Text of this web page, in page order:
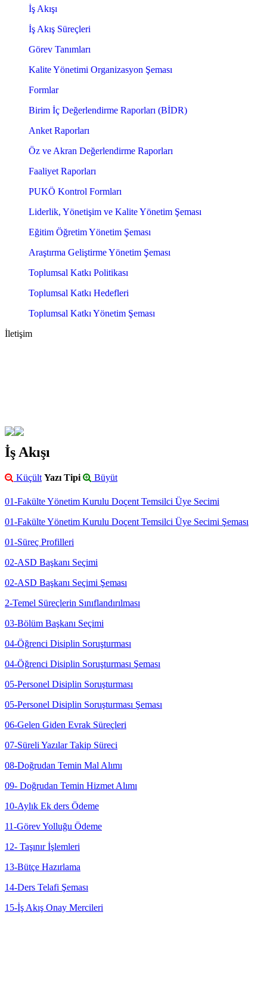
İş Akışı
İş Akış Süreçleri
Görev Tanımları
Kalite Yönetimi Organizasyon Şeması
Formlar
Birim İç Değerlendirme Raporları (BİDR)
Anket Raporları
Öz ve Akran Değerlendirme Raporları
Faaliyet Raporları
PUKÖ Kontrol Formları
Liderlik, Yönetişim ve Kalite Yönetim Şeması
Eğitim Öğretim Yönetim Şeması
Araştırma Geliştirme Yönetim Şeması
Toplumsal Katkı Politikası
Toplumsal Katkı Hedefleri
Toplumsal Katkı Yönetim Şeması
İletişim
İş Akışı
Küçült Yazı Tipi Büyüt
01-Fakülte Yönetim Kurulu Doçent Temsilci Üye Secimi
01-Fakülte Yönetim Kurulu Doçent Temsilci Üye Secimi Şeması
01-Süreç Profilleri
02-ASD Başkanı Seçimi
02-ASD Başkanı Seçimi Şeması
2-Temel Süreçlerin Sınıflandırılması
03-Bölüm Başkanı Seçimi
04-Öğrenci Disiplin Soruşturması
04-Öğrenci Disiplin Soruşturması Şeması
05-Personel Disiplin Soruşturması
05-Personel Disiplin Soruşturması Şeması
06-Gelen Giden Evrak Süreçleri
07-Süreli Yazılar Takip Süreci
08-Doğrudan Temin Mal Alımı
09- Doğrudan Temin Hizmet Alımı
10-Aylık Ek ders Ödeme
11-Görev Yolluğu Ödeme
12- Taşınır İşlemleri
13-Bütçe Hazırlama
14-Ders Telafi Şeması
15-İş Akış Onay Mercileri